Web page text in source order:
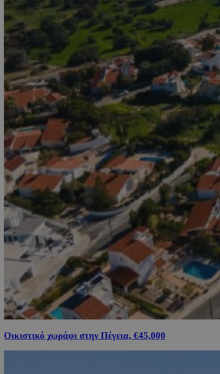
Οικιστικό χωράφι στην Πέγεια, €45,000